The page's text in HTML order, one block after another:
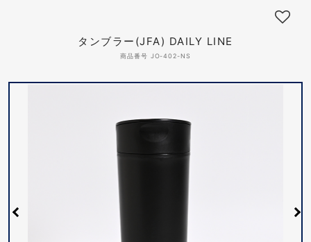
タンブラー(JFA) DAILY LINE
商品番号 JO-402-NS